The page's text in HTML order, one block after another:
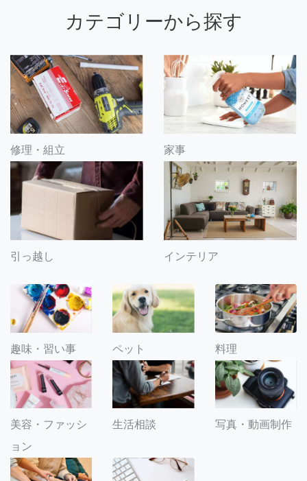
カテゴリーから探す
修理・組立 家事
引っ越し インテリア
趣味・習い事 ペット 料理
美容・ファッシ
ョン
生活相談 写真・動画制作